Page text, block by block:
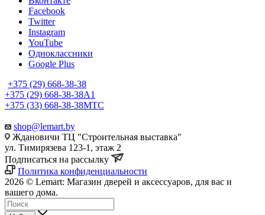
Facebook
Twitter
Instagram
YouTube
Одноклассники
Google Plus
+375 (29) 668-38-38
+375 (29) 668-38-38A1
+375 (33) 668-38-38МТС
shop@lemart.by
Ждановичи ТЦ "Строительная выставка"
ул. Тимирязева 123-1, этаж 2
Подписаться на рассылку
Политика конфиденциальности
2026 © Lemart: Магазин дверей и аксессуаров, для вас и
вашего дома.